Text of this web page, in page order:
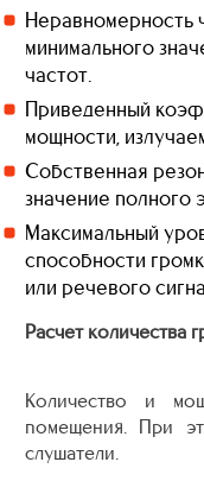
Неравномерность
минимального
частот.
Приведенный
мощности,
Собственная
значение полного
Максимальный
способности
или речевого
Расчет количества
Количество и
помещения. При
слушатели.